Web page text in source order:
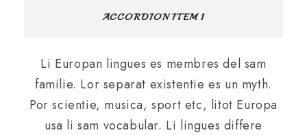
ACCORDION ITEM 1
Li Europan lingues es membres del sam
familie. Lor separat existentie es un myth.
Por scientie, musica, sport etc, litot Europa
usa li sam vocabular. Li lingues differe